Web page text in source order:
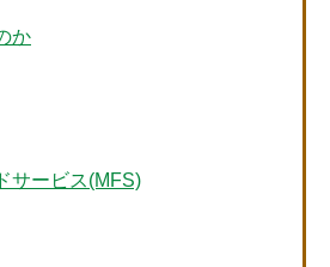
か
サービス(MFS)